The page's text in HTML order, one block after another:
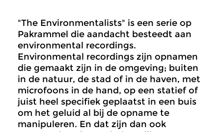
"The Environmentalists" is een serie op
Pakrammel die aandacht besteedt aan
environmental recordings.
Environmental recordings zijn opnamen
die gemaakt zijn in de omgeving; buiten
in de natuur, de stad of in de haven, met
microfoons in de hand, op een statief of
juist heel specifiek geplaatst in een buis
om het geluid al bij de opname te
manipuleren. En dat zijn dan ook